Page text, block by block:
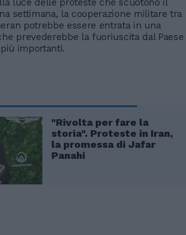
luce delle proteste che scuotono il
settimana, la cooperazione militare tra
potrebbe essere entrata in una
prevederebbe la fuoriuscita dal Paese
importanti.
"Rivolta per fare la
storia". Proteste in Iran,
la promessa di Jafar
Panahi